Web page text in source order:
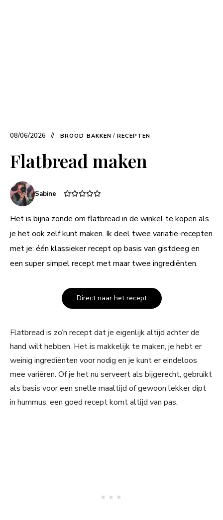
08/06/2026 BROOD BAKKEN / RECEPTEN
Flatbread maken
Sabine
Het is bijna zonde om flatbread in de winkel te kopen als
je het ook zelf kunt maken. Ik deel twee variatie-recepten
met je: één klassieker recept op basis van gistdeeg en
een super simpel recept met maar twee ingrediënten.
Direct naar het recept
Flatbread is zo’n recept dat je eigenlijk altijd achter de
hand wilt hebben. Het is makkelijk te maken, je hebt er
weinig ingrediënten voor nodig en je kunt er eindeloos
mee variëren. Of je het nu serveert als bijgerecht, gebruikt
als basis voor een snelle maaltijd of gewoon lekker dipt
in hummus: een goed recept komt altijd van pas.